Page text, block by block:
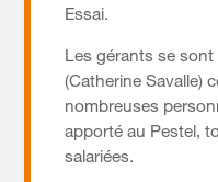
Essai.
Les gérants se
(Catherine Savalle)
nombreuses
apporté au Pestel,
salariées.